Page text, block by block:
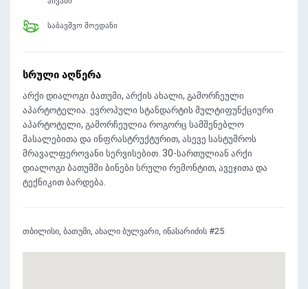
საბავშვო მოედანი
სრული აღწერა
არქი დიალოგი ბათუმი, არქის ახალი, გამორჩეული
აპარტოტელია. ევროპული სტანდარტის მულტიფუნქციური
აპარტოტელი, გამორჩეულია როგორც სამშენებლო
მასალებითა და ინფრასტრუქტურით, ასევე სასტუმროს
მრავალფეროვანი სერვისებით. 30-სართულიან არქი
დიალოგი ბათუმში ბინები სრული რემონტით, ავეჯითა და
ტექნიკით ბარდება.
თბილისი, ბათუმი, ახალი ბულვარი, ინასარიძის #25